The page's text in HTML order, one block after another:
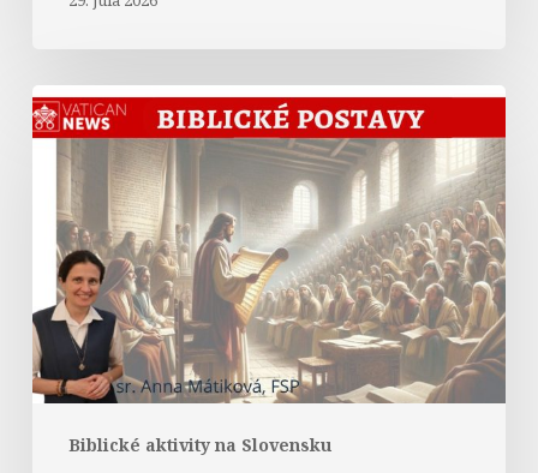
Biblické aktivity na Slovensku
Abrahám
v
Liste
Hebrejom